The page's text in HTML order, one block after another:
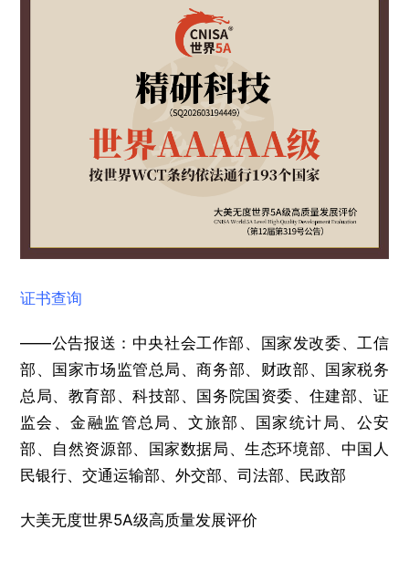
证书查询
——公告报送：中央社会工作部、国家发改委、工信
部、国家市场监管总局、商务部、财政部、国家税务
总局、教育部、科技部、国务院国资委、住建部、证
监会、金融监管总局、文旅部、国家统计局、公安
部、自然资源部、国家数据局、生态环境部、中国人
民银行、交通运输部、外交部、司法部、民政部
大美无度世界5A级高质量发展评价